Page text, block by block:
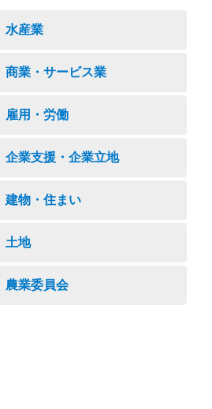
水産業
商業・サービス業
雇用・労働
企業支援・企業立地
建物・住まい
土地
農業委員会